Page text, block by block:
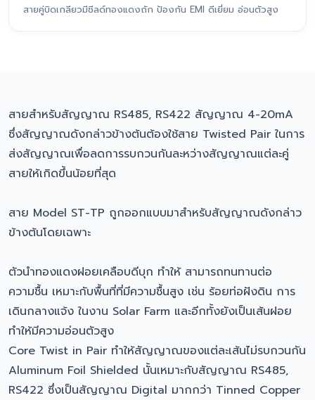
สายคู่บิดเกลียวมีชีลด์ทองแดงถัก ป้องกัน EMI ดีเยี่ยม อ่อนตัวสูง
สายสำหรับสัญญาณ RS485, RS422 สัญญาณ 4-20mA
ซึ่งสัญญาณดังกล่าวข้างต้นต้องใช้สาย Twisted Pair ในการ
ส่งสัญญาณเพื่อลดการรบกวนกันละหว่างสัญญาณแต่ละคู่
สายให้เกิดขึ้นน้อยที่สุด
สาย Model ST-TP ถูกออกแบบมาสำหรับสัญญาณดังกล่าว
ข้างต้นโดยเฉพาะ
ตัวนำทองแดงฝอยเคลือบดีบุก ทำให้ สามารถทนทานต่อ
ความชื้น เหมาะกับพื้นที่ที่มีความชื้นสูง เช่น ร้อยท่อฝังดิน การ
เดินกลางแจ้ง ในงาน Solar Farm และอีกทั้งยังเป็นเส้นฝอย
ทำให้มีความอ่อนตัวสูง
Core Twist in Pair ทำให้สัญญาณของแต่ละเส้นไม่รบกวนกัน
Aluminum Foil Shielded นั้นเหมาะกับสัญญาณ RS485,
RS422 ซึ่งเป็นสัญญาณ Digital มากกว่า Tinned Copper